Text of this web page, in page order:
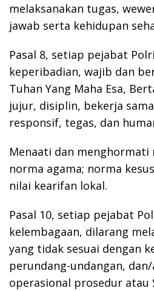
melaksanakan tugas,
jawab serta kehidupan
Pasal 8, setiap pejabat
keperibadian, wajib dan
Tuhan Yang Maha Esa,
jujur, disiplin, bekerja
responsif, tegas, dan
Menaati dan menghormati
norma agama; norma
nilai kearifan lokal.
Pasal 10, setiap pejabat
kelembagaan, dilarang
yang tidak sesuai dengan
perundang-undangan,
operasional prosedur atau